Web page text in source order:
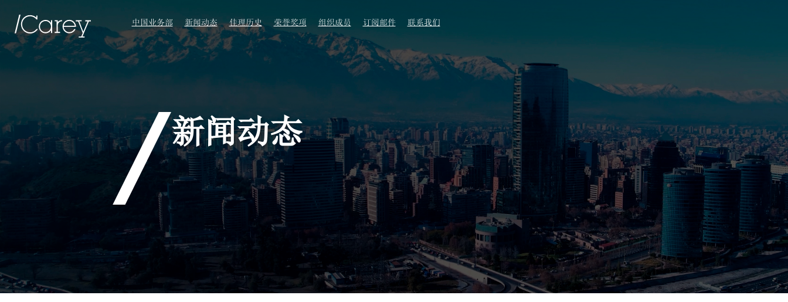
中国业务部 新闻动态 佳理历史 荣誉奖项 组织成员 订阅邮件 联系我们
新闻动态